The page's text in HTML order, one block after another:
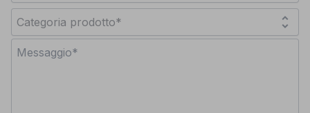
Categoria prodotto* unfold_more